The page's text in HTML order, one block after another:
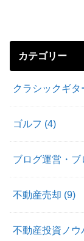
カテゴリー
クラシックギ
ゴルフ (4)
ブログ運営・
不動産売却 (9)
不動産投資ノウ